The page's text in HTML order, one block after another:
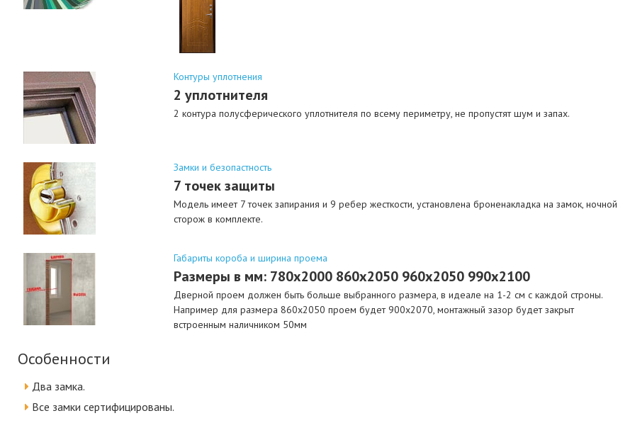
Контуры уплотнения
2 уплотнителя
2 контура полусферического уплотнителя по всему периметру, не пропустят шум и запах.
Замки и безопастность
7 точек защиты
Модель имеет 7 точек запирания и 9 ребер жесткости, установлена броненакладка на замок, ночной
сторож в комплекте.
Габариты короба и ширина проема
Размеры в мм: 780х2000 860х2050 960х2050 990х2100
Дверной проем должен быть больше выбранного размера, в идеале на 1-2 см с каждой строны.
Например для размера 860х2050 проем будет 900х2070, монтажный зазор будет закрыт
встроенным наличником 50мм
Особенности
Два замка.
Все замки сертифицированы.